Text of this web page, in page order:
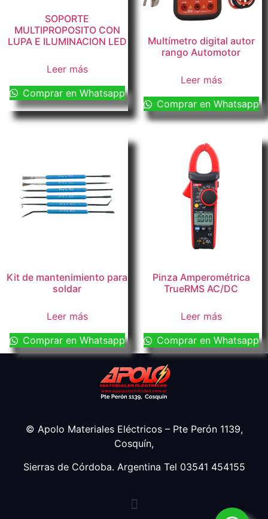
SOPORTE
MULTIPROPOSITO CON
LUPA E ILUMINACION LED
Leer más
Comprar en Whatsapp
Multímetro digital autor
rango Automotor
Leer más
Comprar en Whatsapp
Kit de mantenimiento para
soldar
Leer más
Comprar en Whatsapp
Pinza Amperométrica
TrueRMS AC/DC
Leer más
Comprar en Whatsapp
© Apolo Materiales Eléctricos – Pte Perón 1139,
Cosquín,
Sierras de Córdoba. Argentina Tel 03541 454155